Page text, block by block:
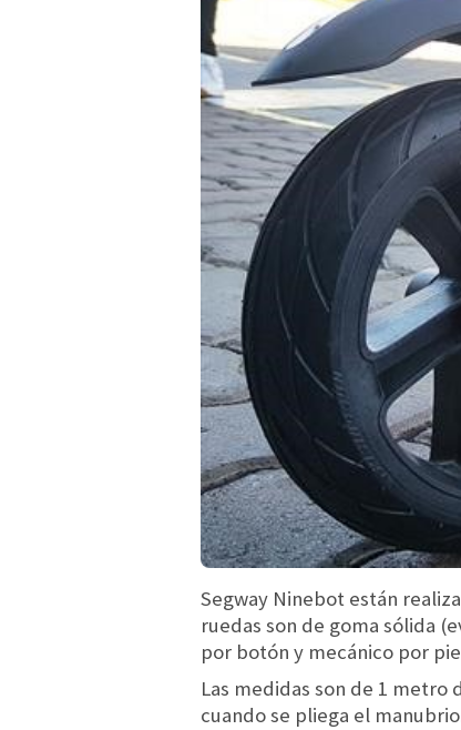
Segway Ninebot están
ruedas son de goma sólida
por botón y mecánico por
Las medidas son de 1
cuando se pliega el